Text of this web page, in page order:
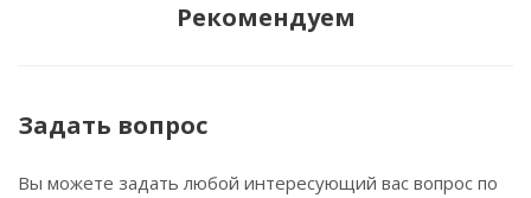
Рекомендуем
Задать вопрос
Вы можете задать любой интересующий вас вопрос по